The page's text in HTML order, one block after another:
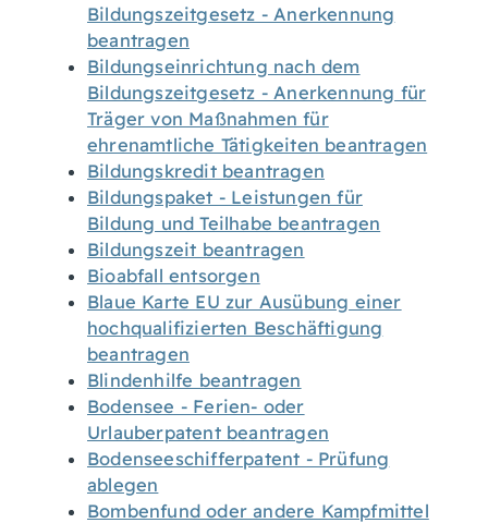
Bildungszeitgesetz - Anerkennung
beantragen
Bildungseinrichtung nach dem
Bildungszeitgesetz - Anerkennung für
Träger von Maßnahmen für
ehrenamtliche Tätigkeiten beantragen
Bildungskredit beantragen
Bildungspaket - Leistungen für
Bildung und Teilhabe beantragen
Bildungszeit beantragen
Bioabfall entsorgen
Blaue Karte EU zur Ausübung einer
hochqualifizierten Beschäftigung
beantragen
Blindenhilfe beantragen
Bodensee - Ferien- oder
Urlauberpatent beantragen
Bodenseeschifferpatent - Prüfung
ablegen
Bombenfund oder andere Kampfmittel